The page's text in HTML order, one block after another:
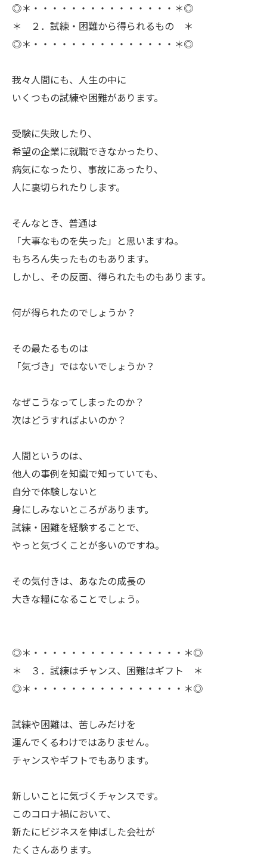
◎＊・・・・・・・・・・・・・・・＊◎
＊ ２．試練・困難から得られるもの ＊
◎＊・・・・・・・・・・・・・・・＊◎
ㅤ我々人間にも、人生の中に
いくつもの試練や困難があります。
ㅤ受験に失敗したり、
希望の企業に就職できなかったり、
病気になったり、事故にあったり、
人に裏切られたりします。
ㅤそんなとき、普通は
「大事なものを失った」と思いますね。
もちろん失ったものもあります。
しかし、その反面、得られたものもあります。
ㅤ何が得られたのでしょうか？
ㅤその最たるものは
「気づき」ではないでしょうか？
ㅤなぜこうなってしまったのか？
ㅤ次はどうすればよいのか？
ㅤ人間というのは、
他人の事例を知識で知っていても、
自分で体験しないと
身にしみないところがあります。
試練・困難を経験することで、
やっと気づくことが多いのですね。
ㅤその気付きは、あなたの成長の
大きな糧になることでしょう。
◎＊・・・・・・・・・・・・・・・・＊◎
＊ ３．試練はチャンス、困難はギフト ＊
◎＊・・・・・・・・・・・・・・・・＊◎
ㅤ試練や困難は、苦しみだけを
運んでくるわけではありません。
チャンスやギフトでもあります。
ㅤ新しいことに気づくチャンスです。
このコロナ禍において、
新たにビジネスを伸ばした会社が
たくさんあります。